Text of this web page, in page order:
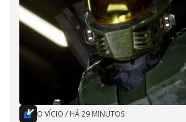
O VÍCIO / HÁ 29 MINUTOS